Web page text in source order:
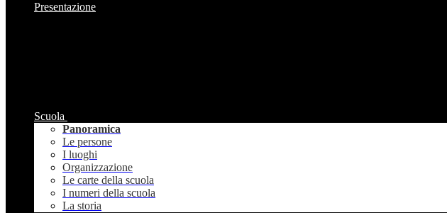
Presentazione
Scuola
Panoramica
Le persone
I luoghi
Organizzazione
Le carte della scuola
I numeri della scuola
La storia